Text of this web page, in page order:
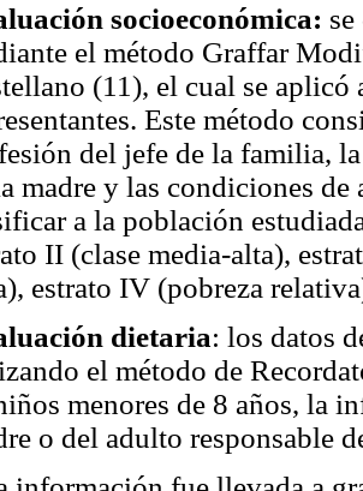
socioeconómica:
el método Graffar
(11), el cual se aplicó
Este método
del jefe de la familia,
madre y las condiciones
a la población
II (clase media-alta),
estrato IV (pobreza
dietaria: los datos
el método de
menores de 8 años, la
o del adulto responsable